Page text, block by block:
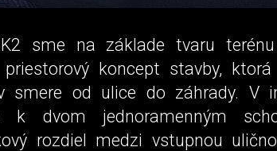
sme na základe tvaru terénu
koncept stavby,
smere od ulice do záhrady. V
k dvom jednoramenným
rozdiel medzi vstupnou